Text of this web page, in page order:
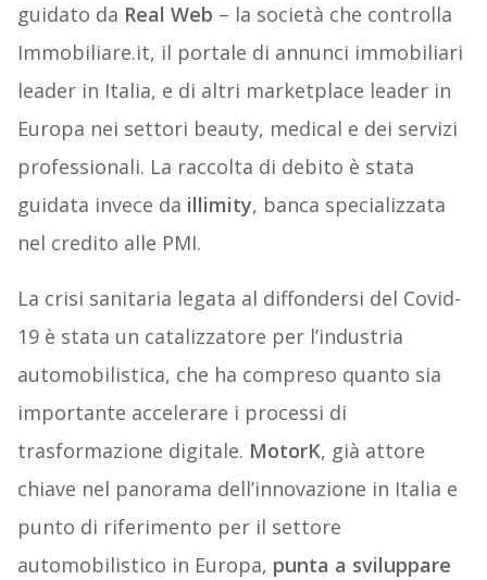
guidato da Real Web – la società che controlla
Immobiliare.it, il portale di annunci immobiliari
leader in Italia, e di altri marketplace leader in
Europa nei settori beauty, medical e dei servizi
professionali. La raccolta di debito è stata
guidata invece da illimity, banca specializzata
nel credito alle PMI.
La crisi sanitaria legata al diffondersi del Covid-
19 è stata un catalizzatore per l’industria
automobilistica, che ha compreso quanto sia
importante accelerare i processi di
trasformazione digitale. MotorK, già attore
chiave nel panorama dell’innovazione in Italia e
punto di riferimento per il settore
automobilistico in Europa, punta a sviluppare